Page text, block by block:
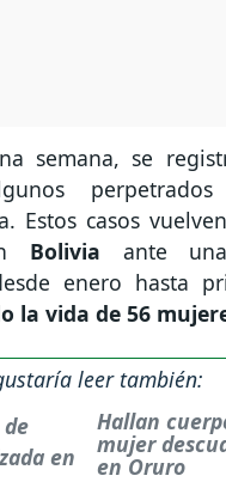
semana, se
Estos casos
Bolivia ante
enero hasta
la vida de 56
leer también:
Hallan
mujer
en Oruro